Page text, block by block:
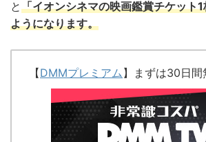
と「イオンシネマの映画鑑賞チケット
ようになります。
【DMMプレミアム 】まずは30日